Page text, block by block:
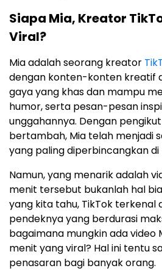
Siapa Mia, Kreator
Viral?
Mia adalah seorang kreator
dengan konten-konten kreatif
gaya yang khas dan mampu
humor, serta pesan-pesan
unggahannya. Dengan
bertambah, Mia telah menjadi
yang paling diperbincangkan
Namun, yang menarik adalah
menit tersebut bukanlah hal
yang kita tahu, TikTok terkenal
pendeknya yang berdurasi
bagaimana mungkin ada video
menit yang viral? Hal ini tentu
penasaran bagi banyak orang.